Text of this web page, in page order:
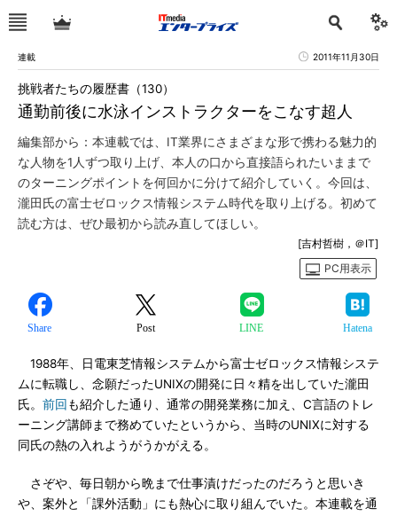
連載 2011年11月30日
通勤前後に水泳インストラクターをこなす超人
挑戦者たちの履歴書（130）
編集部から：本連載では、IT業界にさまざまな形で携わる魅力的
な人物を1人ずつ取り上げ、本人の口から直接語られたいままで
のターニングポイントを何回かに分けて紹介していく。今回は、
瀧田氏の富士ゼロックス情報システム時代を取り上げる。初めて
読む方は、ぜひ最初から読み直してほしい。
[吉村哲樹，＠IT]
PC用表示
Share Post LINE Hatena
1988年、日電東芝情報システムから富士ゼロックス情報システ
ムに転職し、念願だったUNIXの開発に日々精を出していた瀧田
氏。 前回 も紹介した通り、通常の開発業務に加え、C言語のトレ
ーニング講師まで務めていたというから、当時のUNIXに対する
同氏の熱の入れようがうかがえる。
さぞや、毎日朝から晩まで仕事漬けだったのだろうと思いき
や、案外と「課外活動」にも熱心に取り組んでいた。本連載を通